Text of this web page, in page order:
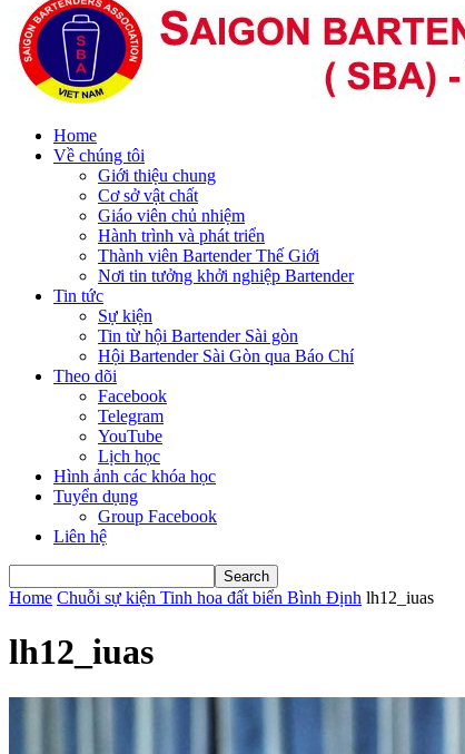
Home
Về chúng tôi
Giới thiệu chung
Cơ sở vật chất
Giáo viên chủ nhiệm
Hành trình và phát triển
Thành viên Bartender Thế Giới
Nơi tin tưởng khởi nghiệp Bartender
Tin tức
Sự kiện
Tin từ hội Bartender Sài gòn
Hội Bartender Sài Gòn qua Báo Chí
Theo dõi
Facebook
Telegram
YouTube
Lịch học
Hình ảnh các khóa học
Tuyển dụng
Group Facebook
Liên hệ
Home Chuỗi sự kiện Tinh hoa đất biển Bình Định lh12_iuas
lh12_iuas